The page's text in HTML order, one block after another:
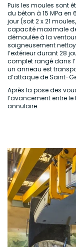
Puis les moules sont
du béton à 15 MPa
jour (soit 2 x 21
capacité maximale
démoulée à la
soigneusement
l’extérieur durant 28
complet rangé dans
un anneau est
d’attaque de Saint-
Après la pose des
l’avancement entre
annulaire.